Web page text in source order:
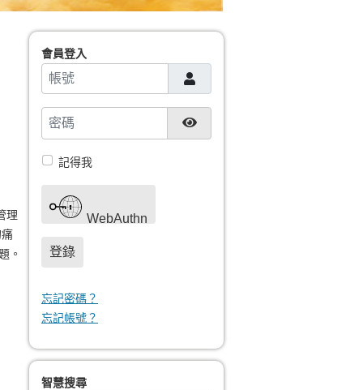
理
。
會員登入
帳號
密碼 顯示密碼
記得我
WebAuthn
登錄
忘記密碼？
忘記帳號？
智慧搜尋